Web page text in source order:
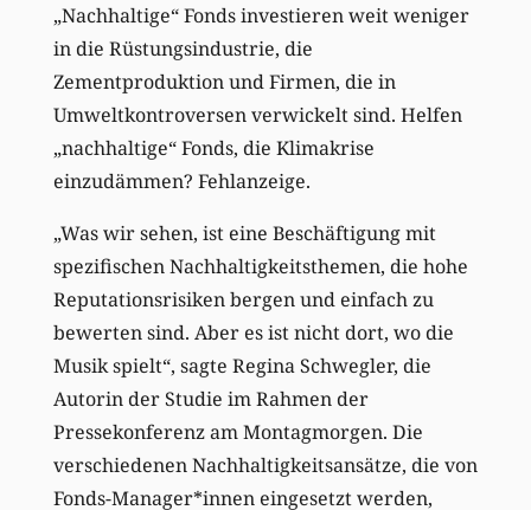
„Nachhaltige“ Fonds investieren weit weniger
in die Rüstungsindustrie, die
Zementproduktion und Firmen, die in
Umweltkontroversen verwickelt sind. Helfen
„nachhaltige“ Fonds, die Klimakrise
einzudämmen? Fehlanzeige.
„Was wir sehen, ist eine Beschäftigung mit
spezifischen Nachhaltigkeitsthemen, die hohe
Reputationsrisiken bergen und einfach zu
bewerten sind. Aber es ist nicht dort, wo die
Musik spielt“, sagte Regina Schwegler, die
Autorin der Studie im Rahmen der
Pressekonferenz am Montagmorgen. Die
verschiedenen Nachhaltigkeitsansätze, die von
Fonds-Manager*innen eingesetzt werden,